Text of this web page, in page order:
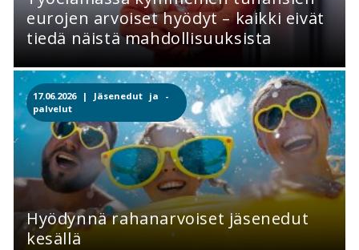
eurojen arvoiset hyödyt – kaikki eivät
tiedä näistä mahdollisuuksista
17.06.2026 | Jäsenedut ja -
palvelut
Hyödynnä rahanarvoiset jäsenedut
kesällä